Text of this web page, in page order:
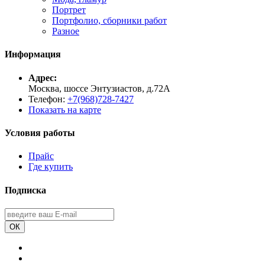
Портрет
Портфолио, сборники работ
Разное
Информация
Адрес:
Москва, шоссе Энтузиастов, д.72А
Телефон: +7(968)728-7427
Показать на карте
Условия работы
Прайс
Где купить
Подписка
ОК